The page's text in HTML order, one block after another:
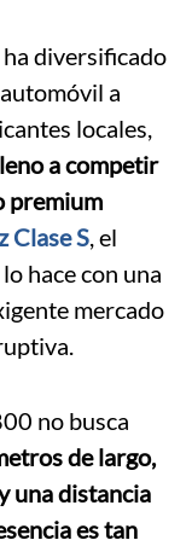
diversificado
a
locales,
a competir
premium
Clase S, el
hace con una
mercado
no busca
de largo,
una distancia
es tan